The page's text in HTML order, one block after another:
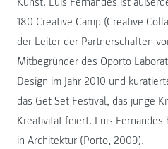
180 Creative Camp (Creative
der Leiter der Partnerschaften
Mitbegründer des Oporto
Design im Jahr 2010 und
das Get Set Festival, das junge
Kreativität feiert. Luis
in Architektur (Porto, 2009).